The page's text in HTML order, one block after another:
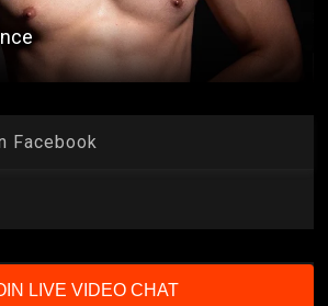
Facebook
LIVE VIDEO CHAT